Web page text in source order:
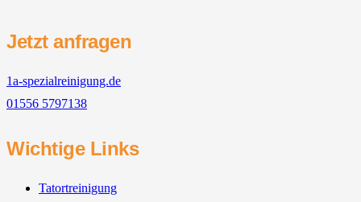
Jetzt anfragen
1a-spezialreinigung.de
01556 5797138
Wichtige Links
Tatortreinigung